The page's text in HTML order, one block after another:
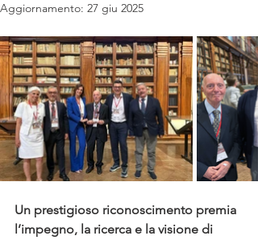
Aggiornamento: 27 giu 2025
Un prestigioso riconoscimento premia
l’impegno, la ricerca e la visione di